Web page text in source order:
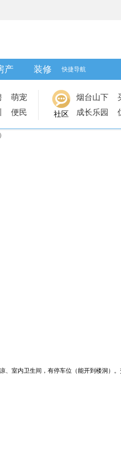
产 装修 快捷导航
萌宠
便民 社区
烟台山下
成长乐园
室内卫生间，有停车位（能开到楼洞）